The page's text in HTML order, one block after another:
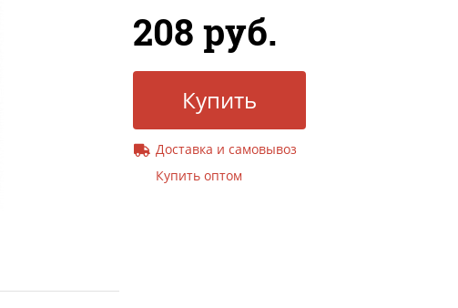
208 руб.
Купить
Доставка и самовывоз
Купить оптом